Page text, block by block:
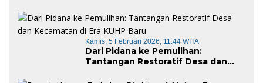
“Mamuju Keren”
Kamis, 5 Februari 2026, 11:44 WITA
Dari Pidana ke Pemulihan:
Tantangan Restoratif Desa dan